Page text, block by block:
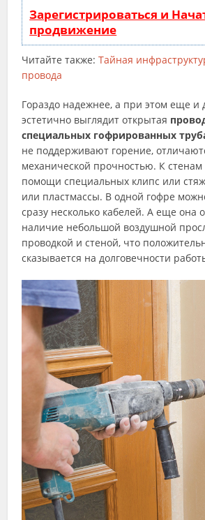
Зарегистрироваться и
продвижение
Читайте также:Тайная
провода
Гораздо надежнее, а при этом еще и
эстетично выглядит открытая
специальных гофрированных
не поддерживают горение,
механической прочностью. К стенам
помощи специальных клипс или
или пластмассы. В одной гофре
сразу несколько кабелей. А еще она
наличие небольшой воздушной
проводкой и стеной, что
сказывается на долговечности